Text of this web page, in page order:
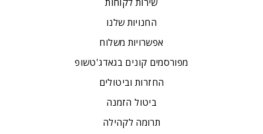
החנויות שלנו
אפשרויות משלוח
מפורסמים קונים בגאדג'טשופ
החזרות וביטולים
ביטול הזמנה
תרומה לקהילה